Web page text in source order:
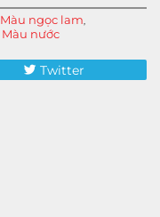
Màu ngọc lam,
Màu nước
Twitter